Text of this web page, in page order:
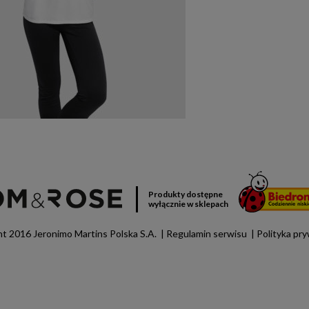
Produkty dostępne
wyłącznie w sklepach
2016 Jeronimo Martins Polska S.A. Regulamin serwisu Polityka